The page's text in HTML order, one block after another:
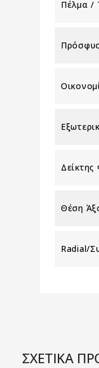
Πέλμα /
Θέση
Radial/
ΣΧΕΤΙΚΑ